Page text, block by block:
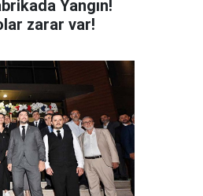
Yangın!
zarar var!